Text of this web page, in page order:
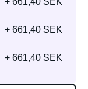
+ 661,40 SEK
+ 661,40 SEK